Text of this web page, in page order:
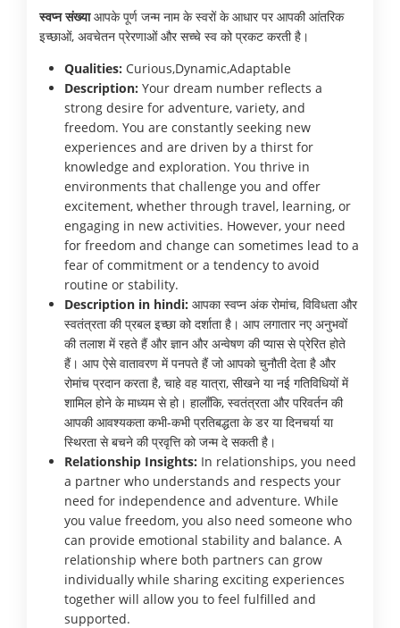
स्वप्न संख्याआपके पूर्ण जन्म नाम के स्वरों के आधार पर आपकी आंतरिक
इच्छाओं, अवचेतन प्रेरणाओं और सच्चे स्व को प्रकट करती है।
Qualities: Curious,Dynamic,Adaptable
Description: Your dream number reflects a
strong desire for adventure, variety, and
freedom. You are constantly seeking new
experiences and are driven by a thirst for
knowledge and exploration. You thrive in
environments that challenge you and offer
excitement, whether through travel, learning, or
engaging in new activities. However, your need
for freedom and change can sometimes lead to a
fear of commitment or a tendency to avoid
routine or stability.
Description in hindi: आपका स्वप्न अंक रोमांच, विविधता और
स्वतंत्रता की प्रबल इच्छा को दर्शाता है। आप लगातार नए अनुभवों
की तलाश में रहते हैं और ज्ञान और अन्वेषण की प्यास से प्रेरित होते
हैं। आप ऐसे वातावरण में पनपते हैं जो आपको चुनौती देता है और
रोमांच प्रदान करता है, चाहे वह यात्रा, सीखने या नई गतिविधियों में
शामिल होने के माध्यम से हो। हालाँकि, स्वतंत्रता और परिवर्तन की
आपकी आवश्यकता कभी-कभी प्रतिबद्धता के डर या दिनचर्या या
स्थिरता से बचने की प्रवृत्ति को जन्म दे सकती है।
Relationship Insights: In relationships, you need
a partner who understands and respects your
need for independence and adventure. While
you value freedom, you also need someone who
can provide emotional stability and balance. A
relationship where both partners can grow
individually while sharing exciting experiences
together will allow you to feel fulfilled and
supported.